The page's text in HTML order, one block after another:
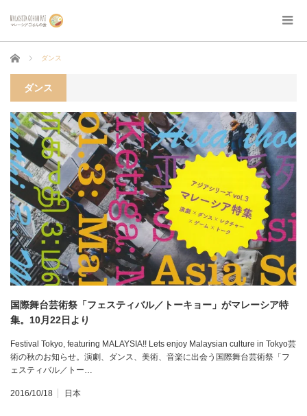
ホーム ダンス
ダンス
国際舞台芸術祭「フェスティバル／トーキョー」がマレーシア特
集。10月22日より
Festival Tokyo, featuring MALAYSIA!! Lets enjoy Malaysian culture in Tokyo芸
術の秋のお知らせ。演劇、ダンス、美術、音楽に出会う国際舞台芸術祭「フ
ェスティバル／トー…
2016/10/18 日本